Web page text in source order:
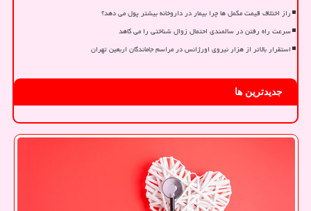
راز اختلاف قیمت مکمل ها چرا بیمار در داروخانه بیشتر پول می دهد؟
سرعت راه رفتن در سالمندی احتمال زوال شناختی را می کاهد
استقرار بالاتر از هزار نیروی اورژانس در مراسم جاماندگان اربعین تهران
جدیدترین ها